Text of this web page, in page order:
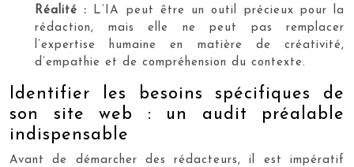
Réalité : L’IA peut être un outil précieux pour la
rédaction, mais elle ne peut pas remplacer
l’expertise humaine en matière de créativité,
d’empathie et de compréhension du contexte.
Identifier les besoins spécifiques de
son site web : un audit préalable
indispensable
Avant de démarcher des rédacteurs, il est impératif